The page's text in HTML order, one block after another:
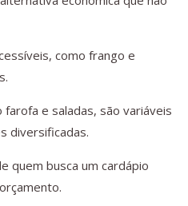
como frango e
e saladas, são variáveis
diversificadas.
quem busca um cardápio